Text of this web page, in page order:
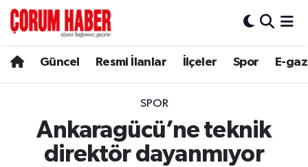
Güncel Resmi İlanlar İlçeler Spor E-
SPOR
Ankaragücü’ne teknik
direktör dayanmıyor
Spor
Resmi İlanlar
Alaca
Hava Durumu
Çorum Namaz Vakitleri
Trafik Durumu